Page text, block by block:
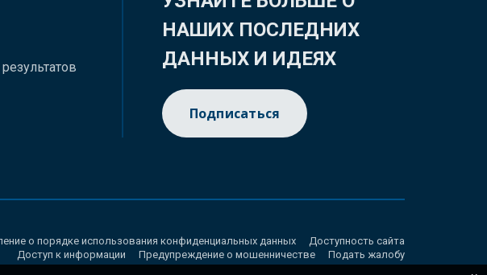
НАШИХ ПОСЛЕДНИХ
ДАННЫХ И ИДЕЯХ
Подписаться
о порядке использования конфиденциальных данных
Доступность сайта
Доступ к информации
Предупреждение о мошенничестве Подать жалобу